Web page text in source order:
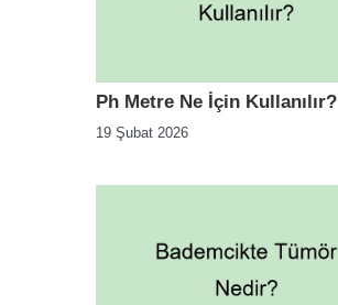
Ph Metre Ne İçin Kullanılır?
19 Şubat 2026